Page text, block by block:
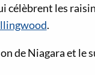
célèbrent les
.
de Niagara et le